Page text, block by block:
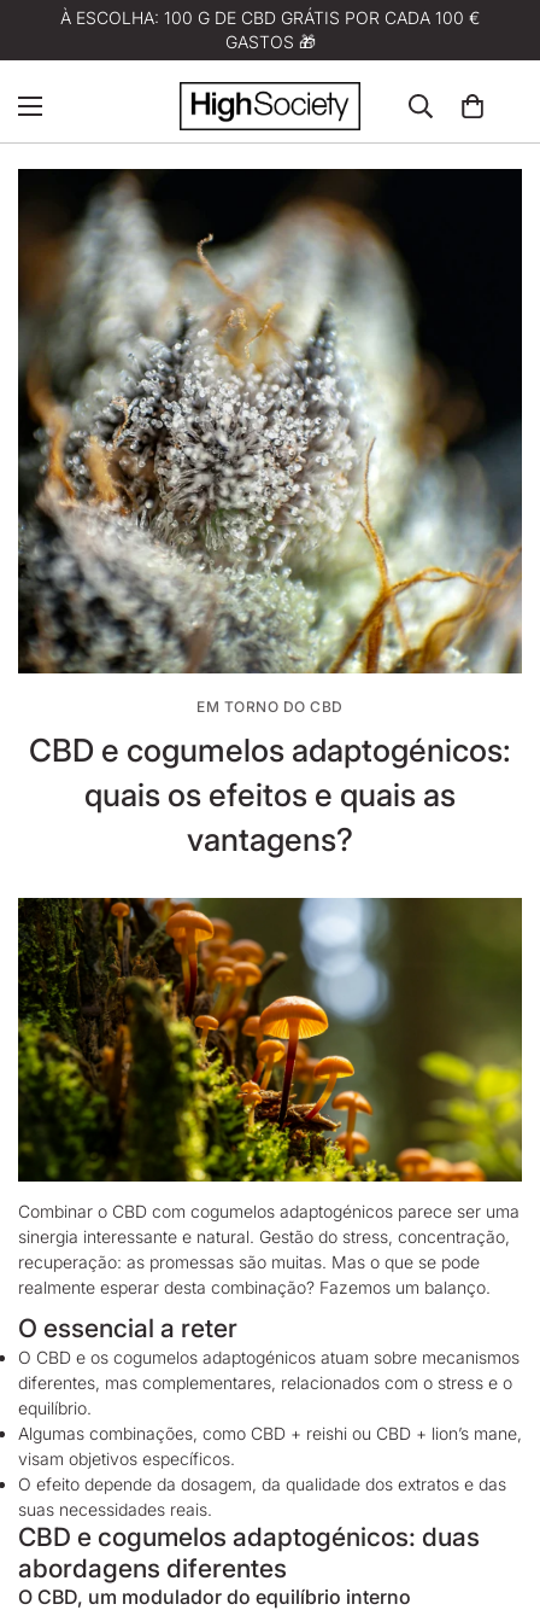
À ESCOLHA: 100 G DE CBD GRÁTIS POR CADA 100 €
GASTOS 🎁
EM TORNO DO CBD
CBD e cogumelos adaptogénicos:
quais os efeitos e quais as
vantagens?
Combinar o CBD com cogumelos adaptogénicos parece ser uma
sinergia interessante e natural. Gestão do stress, concentração,
recuperação: as promessas são muitas. Mas o que se pode
realmente esperar desta combinação? Fazemos um balanço.
O essencial a reter
O CBD e os cogumelos adaptogénicos atuam sobre mecanismos
diferentes, mas complementares, relacionados com o stress e o
equilíbrio.
Algumas combinações, como CBD + reishi ou CBD + lion’s mane,
visam objetivos específicos.
O efeito depende da dosagem, da qualidade dos extratos e das
suas necessidades reais.
CBD e cogumelos adaptogénicos: duas
abordagens diferentes
O CBD, um modulador do equilíbrio interno